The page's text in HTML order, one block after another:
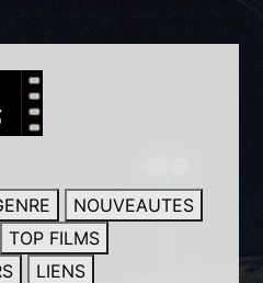
NOUVEAUTES
TOP FILMS
LIENS